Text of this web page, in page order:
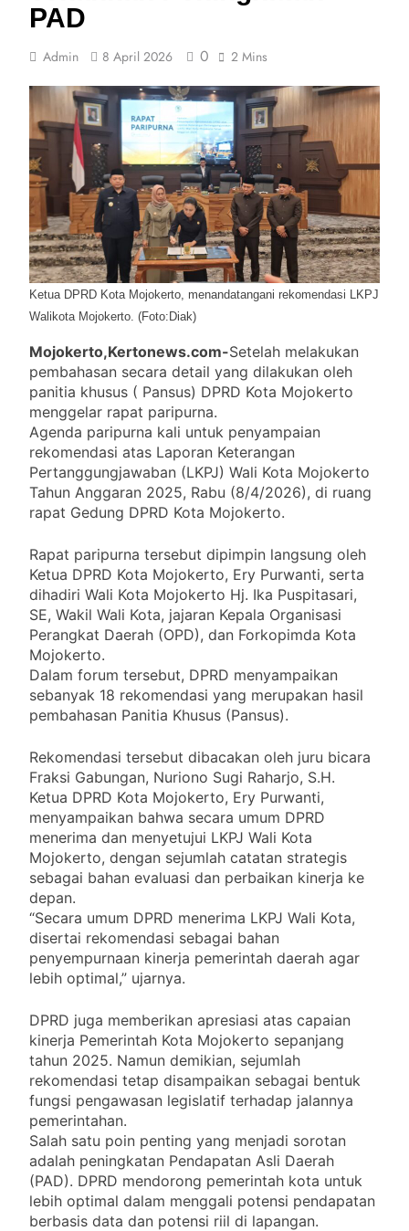
2 Agustus 2026
Medsos Lewat Media-Content Creator
Gathering
31 Juli 2026
Kejari Kota Mojokerto Gelar Lelang Serentak,
Sembilan Kendaraan Bermotor Ditawarkan
29 Juli 2026
PAD
Admin 8 April 2026 0 2 Mins
Ketua DPRD Kota Mojokerto, menandatangani rekomendasi LKPJ
Walikota Mojokerto. (Foto:Diak)
Mojokerto,Kertonews.com-Setelah melakukan
pembahasan secara detail yang dilakukan oleh
panitia khusus ( Pansus) DPRD Kota Mojokerto
menggelar rapat paripurna.
Agenda paripurna kali untuk penyampaian
rekomendasi atas Laporan Keterangan
Pertanggungjawaban (LKPJ) Wali Kota Mojokerto
Tahun Anggaran 2025, Rabu (8/4/2026), di ruang
rapat Gedung DPRD Kota Mojokerto.
Rapat paripurna tersebut dipimpin langsung oleh
Ketua DPRD Kota Mojokerto, Ery Purwanti, serta
dihadiri Wali Kota Mojokerto Hj. Ika Puspitasari,
SE, Wakil Wali Kota, jajaran Kepala Organisasi
Perangkat Daerah (OPD), dan Forkopimda Kota
Mojokerto.
Dalam forum tersebut, DPRD menyampaikan
sebanyak 18 rekomendasi yang merupakan hasil
pembahasan Panitia Khusus (Pansus).
Rekomendasi tersebut dibacakan oleh juru bicara
Fraksi Gabungan, Nuriono Sugi Raharjo, S.H.
Ketua DPRD Kota Mojokerto, Ery Purwanti,
menyampaikan bahwa secara umum DPRD
menerima dan menyetujui LKPJ Wali Kota
Mojokerto, dengan sejumlah catatan strategis
sebagai bahan evaluasi dan perbaikan kinerja ke
depan.
“Secara umum DPRD menerima LKPJ Wali Kota,
disertai rekomendasi sebagai bahan
penyempurnaan kinerja pemerintah daerah agar
lebih optimal,” ujarnya.
DPRD juga memberikan apresiasi atas capaian
kinerja Pemerintah Kota Mojokerto sepanjang
tahun 2025. Namun demikian, sejumlah
rekomendasi tetap disampaikan sebagai bentuk
fungsi pengawasan legislatif terhadap jalannya
pemerintahan.
Salah satu poin penting yang menjadi sorotan
adalah peningkatan Pendapatan Asli Daerah
(PAD). DPRD mendorong pemerintah kota untuk
lebih optimal dalam menggali potensi pendapatan
berbasis data dan potensi riil di lapangan.